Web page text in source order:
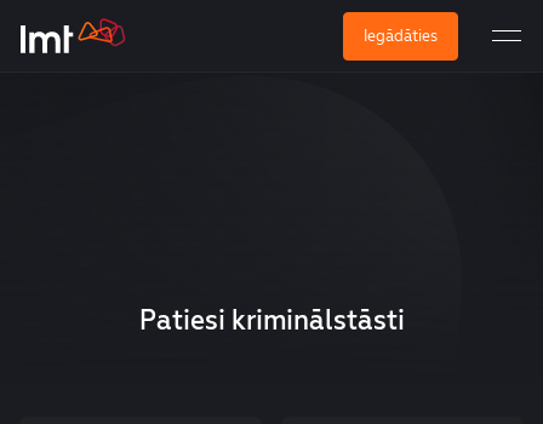
Iegādāties
Patiesi kriminālstāsti